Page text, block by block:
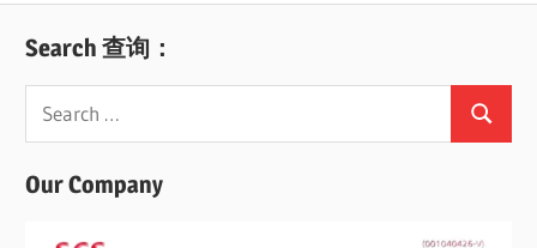
Search 查询：
Search
for:
Search
Our Company